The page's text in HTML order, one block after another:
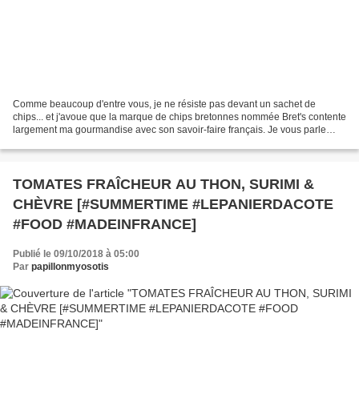
Comme beaucoup d'entre vous, je ne résiste pas devant un sachet de
chips... et j'avoue que la marque de chips bretonnes nommée Bret's contente
largement ma gourmandise avec son savoir-faire français. Je vous parle
TOMATES FRAÎCHEUR AU THON, SURIMI &
CHÈVRE [#SUMMERTIME #LEPANIERDACOTE
#FOOD #MADEINFRANCE]
Publié le 09/10/2018 à 05:00
Par papillonmyosotis